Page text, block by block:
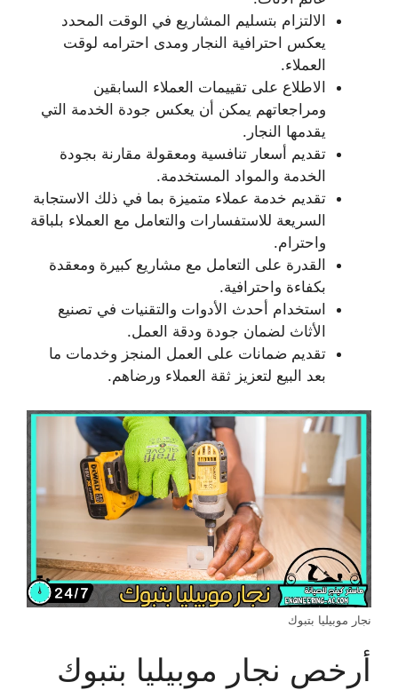
الالتزام بتسليم المشاريع في الوقت المحدد
يعكس احترافية النجار ومدى احترامه لوقت
العملاء.
الاطلاع على تقييمات العملاء السابقين
ومراجعاتهم يمكن أن يعكس جودة الخدمة التي
يقدمها النجار.
تقديم أسعار تنافسية ومعقولة مقارنة بجودة
الخدمة والمواد المستخدمة.
تقديم خدمة عملاء متميزة بما في ذلك الاستجابة
السريعة للاستفسارات والتعامل مع العملاء بلباقة
واحترام.
القدرة على التعامل مع مشاريع كبيرة ومعقدة
بكفاءة واحترافية.
استخدام أحدث الأدوات والتقنيات في تصنيع
الأثاث لضمان جودة ودقة العمل.
تقديم ضمانات على العمل المنجز وخدمات ما
بعد البيع لتعزيز ثقة العملاء ورضاهم.
نجار موبيليا بتبوك
أرخص نجار موبيليا بتبوك